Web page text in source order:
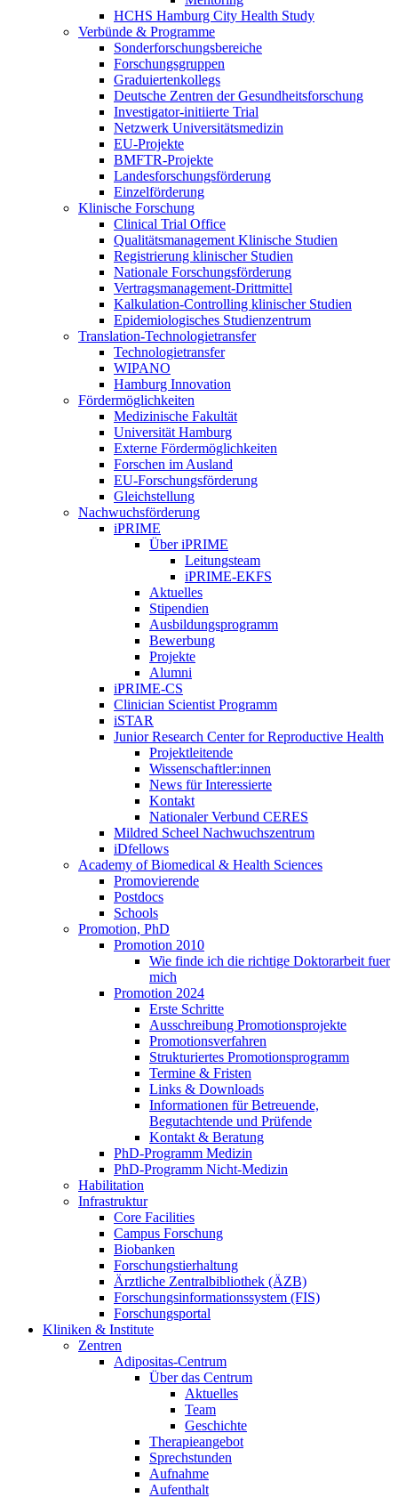
HCHS Hamburg City Health Study
Verbünde & Programme
Sonderforschungsbereiche
Forschungsgruppen
Graduiertenkollegs
Deutsche Zentren der Gesundheitsforschung
Investigator-initiierte Trial
Netzwerk Universitätsmedizin
EU-Projekte
BMFTR-Projekte
Landesforschungsförderung
Einzelförderung
Klinische Forschung
Clinical Trial Office
Qualitätsmanagement Klinische Studien
Registrierung klinischer Studien
Nationale Forschungsförderung
Vertragsmanagement-Drittmittel
Kalkulation-Controlling klinischer Studien
Epidemiologisches Studienzentrum
Translation-Technologietransfer
Technologietransfer
WIPANO
Hamburg Innovation
Fördermöglichkeiten
Medizinische Fakultät
Universität Hamburg
Externe Fördermöglichkeiten
Forschen im Ausland
EU-Forschungsförderung
Gleichstellung
Nachwuchsförderung
iPRIME
Über iPRIME
Leitungsteam
iPRIME-EKFS
Aktuelles
Stipendien
Ausbildungsprogramm
Bewerbung
Projekte
Alumni
iPRIME-CS
Clinician Scientist Programm
iSTAR
Junior Research Center for Reproductive Health
Projektleitende
Wissenschaftler:innen
News für Interessierte
Kontakt
Nationaler Verbund CERES
Mildred Scheel Nachwuchszentrum
iDfellows
Academy of Biomedical & Health Sciences
Promovierende
Postdocs
Schools
Promotion, PhD
Promotion 2010
Wie finde ich die richtige Doktorarbeit fuer
mich
Promotion 2024
Erste Schritte
Ausschreibung Promotionsprojekte
Promotionsverfahren
Strukturiertes Promotionsprogramm
Termine & Fristen
Links & Downloads
Informationen für Betreuende,
Begutachtende und Prüfende
Kontakt & Beratung
PhD-Programm Medizin
PhD-Programm Nicht-Medizin
Habilitation
Infrastruktur
Core Facilities
Campus Forschung
Biobanken
Forschungstierhaltung
Ärztliche Zentralbibliothek (ÄZB)
Forschungsinformationssystem (FIS)
Forschungsportal
Kliniken & Institute
Zentren
Adipositas-Centrum
Über das Centrum
Aktuelles
Team
Geschichte
Therapieangebot
Sprechstunden
Aufnahme
Aufenthalt